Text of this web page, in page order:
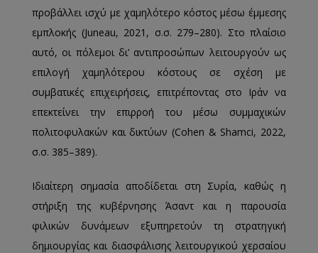
προβάλλει ισχύ με χαμηλότερο κόστος μέσω έμμεσης
εμπλοκής (Juneau, 2021, σ.σ. 279–280). Στο πλαίσιο
αυτό, οι πόλεμοι δι’ αντιπροσώπων λειτουργούν ως
επιλογή χαμηλότερου κόστους σε σχέση με
συμβατικές επιχειρήσεις, επιτρέποντας στο Ιράν να
επεκτείνει την επιρροή του μέσω συμμαχικών
πολιτοφυλακών και δικτύων (Cohen & Shamci, 2022,
σ.σ. 385–389).
Ιδιαίτερη σημασία αποδίδεται στη Συρία, καθώς η
στήριξη της κυβέρνησης Άσαντ και η παρουσία
φιλικών δυνάμεων εξυπηρετούν τη στρατηγική
δημιουργίας και διασφάλισης λειτουργικού χερσαίου